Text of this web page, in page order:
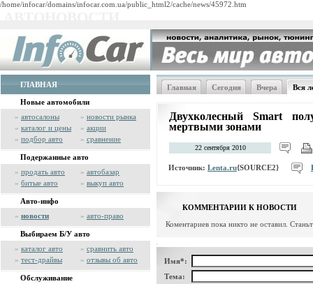
/home/infocar/domains/infocar.com.ua/public_html2/cache/news/45972.htm
ГЛАВНАЯ
Новые автомобили
» автосалоны » новости рынка
» каталог и цены » акции
» подбор авто » сравнение
Подержанные авто
» продать авто » автобазар
» битые авто » выкуп авто
Авто-инфо
» новости » авто-право
Выбираем Б/У авто
» каталог авто » сравнить авто
» тест-драйвы » отзывы об авто
Обслуживание
Главная Сегодня Вчера Вся
Двухколесный Smart
мертвыми зонами
22 сентября 2010
Источник: Lenta.ru{SOURCE2}
КОММЕНТАРИИ К НОВОСТИ
Коментариев пока никто не оставил.
Имя*:
Тема: